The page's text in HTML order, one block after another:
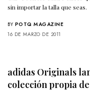
sin importar la talla que seas.
BY POTQ MAGAZINE
16 DE MARZO DE 2011
adidas Originals
colección propia de